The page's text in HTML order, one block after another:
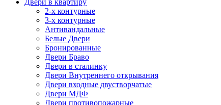
Двери в квартиру
2-х контурные
3-х контурные
Антивандальные
Белые Двери
Бронированные
Двери Браво
Двери в сталинку
Двери Внутреннего открывания
Двери входные двустворчатые
Двери МДФ
Двери противопожарные